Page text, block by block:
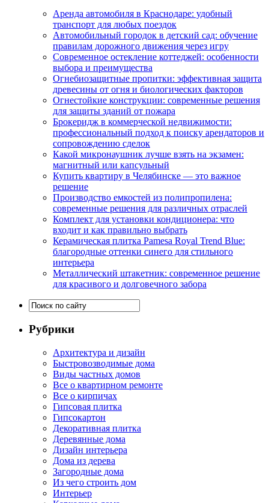
Аренда автомобиля в Краснодаре: удобный
транспорт для любых поездок
Автомобильный городок в детский сад: обучение
правилам дорожного движения через игру
Современное остекление коттеджей: особенности
выбора и преимущества
Огнебиозащитные пропитки: эффективная защита
древесины от огня и биологических факторов
Огнестойкие конструкции: современные решения
для защиты зданий от пожара
Брокеридж в коммерческой недвижимости:
профессиональный подход к поиску арендаторов и
сопровождению сделок
Какой микронаушник лучше взять на экзамен:
магнитный или капсульный
Купить квартиру в Челябинске — это важное
решение
Производство емкостей из полипропилена:
современные решения для различных отраслей
Комплект для установки кондиционера: что
входит и как правильно выбрать
Керамическая плитка Pamesa Royal Trend Blue:
благородные оттенки синего для стильного
интерьера
Металлический штакетник: современное решение
для красивого и долговечного забора
Рубрики
Архитектура и дизайн
Быстровозводимые дома
Виды частных домов
Все о квартирном ремонте
Все о кирпичах
Гипсовая плитка
Гипсокартон
Декоративная плитка
Деревянные дома
Дизайн интерьера
Дома из дерева
Загородные дома
Из чего строить дом
Интерьер